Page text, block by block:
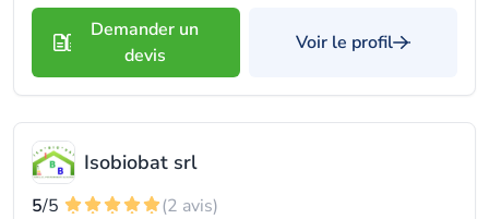
Demander un
devis
Voir le profil
Isobiobat srl
5/5
(2 avis)